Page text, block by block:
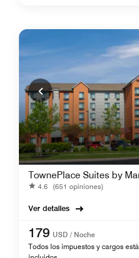
TownePlace Suites by
4.6 (651 opiniones)
Ver detalles
179 USD / Noche
Todos los impuestos y cargos